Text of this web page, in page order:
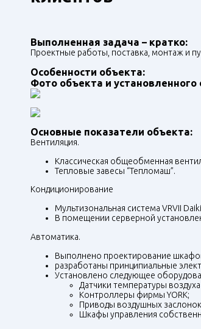
Выполненная задача – кратко:
Проектные работы, поставка, монтаж и
Особенности объекта:
Фото объекта и установленного
Основные показатели объекта:
Вентиляция.
Классическая общеобменная
Тепловые завесы “Тепломаш”.
Кондиционирование
Мультизональная система VRVII
В помещении серверной
Автоматика.
Выполнено проектирование
разработаны принципиальные
Установлено следующее
Датчики температуры
Контроллеры фирмы YORK;
Приводы воздушных
Шкафы управления